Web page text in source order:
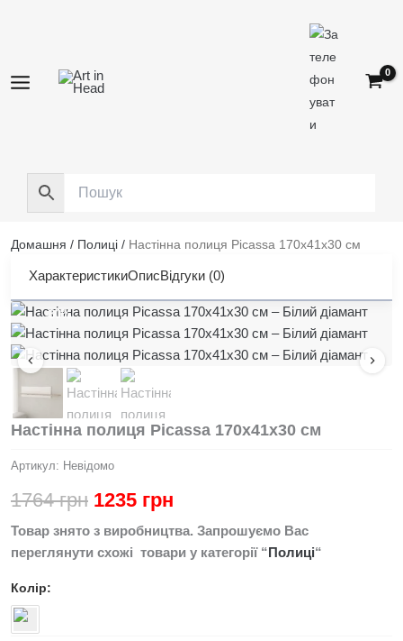
Домашня / Полиці / Настінна полиця Picassa 170x41x30 см
ХарактеристикиОписВідгуки (0)
-30%
Настінна полиця Picassa 170x41x30 см
Артикул: Невідомо
1764грн Оригінальна
ціна:
1764 грн.
1235 грн
ціна:
1235 грн.
Товар знято з виробництва. Запрошуємо Вас
переглянути схожі товари у категорії “ Полиці“
Колір